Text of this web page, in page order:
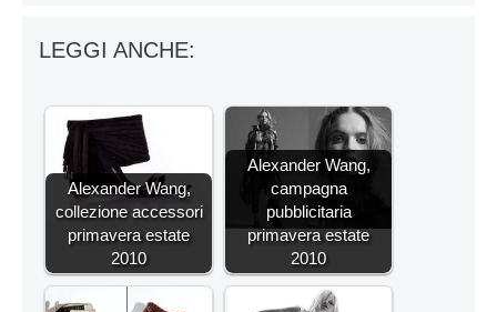
LEGGI ANCHE:
Alexander Wang,
collezione accessori
primavera estate
2010
Alexander Wang,
campagna
pubblicitaria
primavera estate
2010